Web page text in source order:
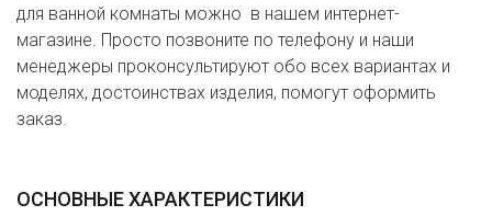
для ванной комнаты можно в нашем интернет-
магазине. Просто позвоните по телефону и наши
менеджеры проконсультируют обо всех вариантах и
моделях, достоинствах изделия, помогут оформить
заказ.
ОСНОВНЫЕ ХАРАКТЕРИСТИКИ